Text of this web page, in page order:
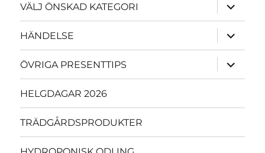
VÄLJ ÖNSKAD KATEGORI
HÄNDELSE
ÖVRIGA PRESENTTIPS
HELGDAGAR 2026
TRÄDGÅRDSPRODUKTER